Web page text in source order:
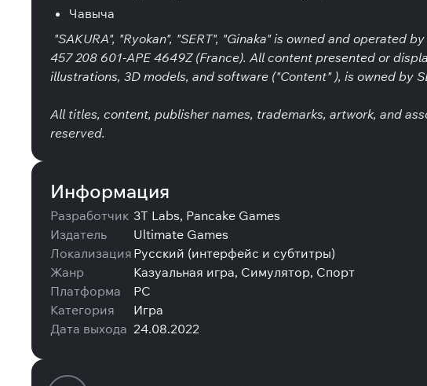
Чавыча
"SAKURA", "Ryokan", "SERT", "Ginaka" is owned and operated
457 208 601-APE 4649Z (France). All content presented or
illustrations, 3D models, and software ("Content" ), is owned by
All titles, content, publisher names, trademarks, artwork, and
reserved.
Информация
Разработчик 3T Labs, Pancake Games
Издатель
Ultimate Games
Локализация Русский (интерфейс и субтитры)
Жанр
Казуальная игра, Симулятор, Спорт
Платформа
PC
Категория
Игра
Дата выхода 24.08.2022